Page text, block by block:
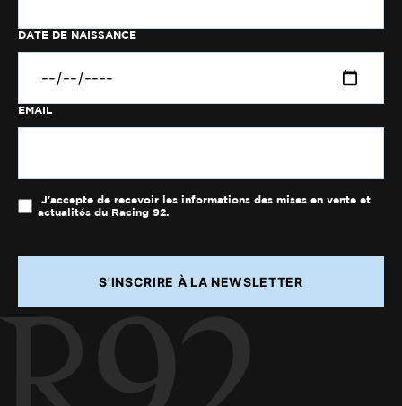
DATE DE NAISSANCE
EMAIL
J'accepte de recevoir les informations des mises en vente et
actualités du Racing 92.
S'INSCRIRE À LA NEWSLETTER